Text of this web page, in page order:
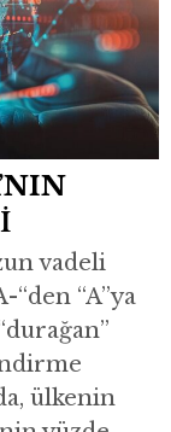
vadeli
“A”ya
ülkenin